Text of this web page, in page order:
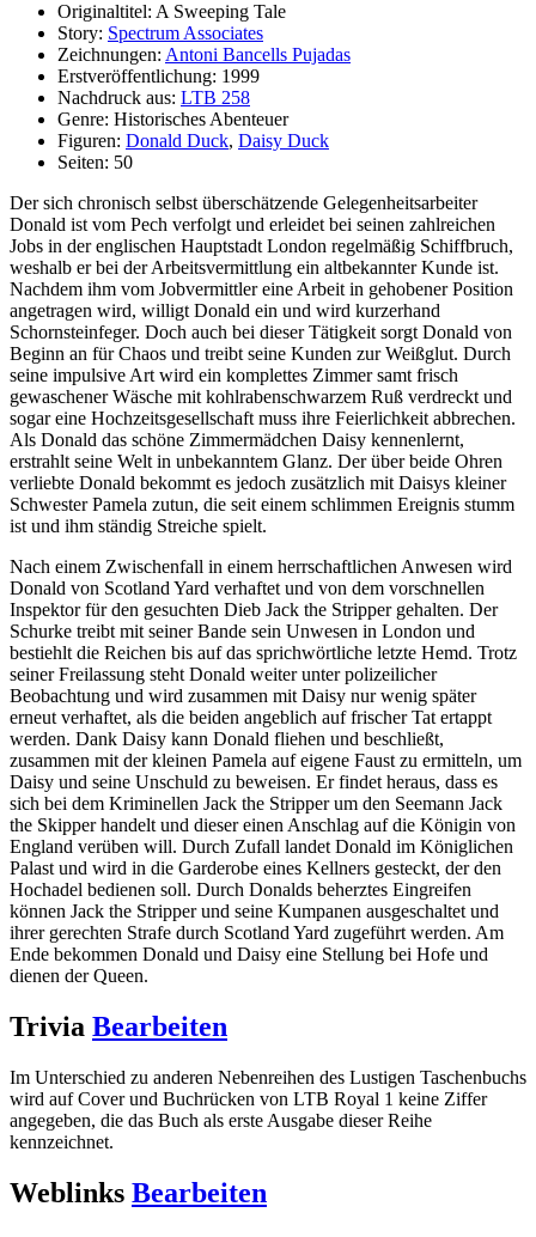
Originaltitel: A Sweeping Tale
Story: Spectrum Associates
Zeichnungen: Antoni Bancells Pujadas
Erstveröffentlichung: 1999
Nachdruck aus: LTB 258
Genre: Historisches Abenteuer
Figuren: Donald Duck, Daisy Duck
Seiten: 50
Der sich chronisch selbst überschätzende Gelegenheitsarbeiter
Donald ist vom Pech verfolgt und erleidet bei seinen zahlreichen
Jobs in der englischen Hauptstadt London regelmäßig Schiffbruch,
weshalb er bei der Arbeitsvermittlung ein altbekannter Kunde ist.
Nachdem ihm vom Jobvermittler eine Arbeit in gehobener Position
angetragen wird, willigt Donald ein und wird kurzerhand
Schornsteinfeger. Doch auch bei dieser Tätigkeit sorgt Donald von
Beginn an für Chaos und treibt seine Kunden zur Weißglut. Durch
seine impulsive Art wird ein komplettes Zimmer samt frisch
gewaschener Wäsche mit kohlrabenschwarzem Ruß verdreckt und
sogar eine Hochzeitsgesellschaft muss ihre Feierlichkeit abbrechen.
Als Donald das schöne Zimmermädchen Daisy kennenlernt,
erstrahlt seine Welt in unbekanntem Glanz. Der über beide Ohren
verliebte Donald bekommt es jedoch zusätzlich mit Daisys kleiner
Schwester Pamela zutun, die seit einem schlimmen Ereignis stumm
ist und ihm ständig Streiche spielt.
Nach einem Zwischenfall in einem herrschaftlichen Anwesen wird
Donald von Scotland Yard verhaftet und von dem vorschnellen
Inspektor für den gesuchten Dieb Jack the Stripper gehalten. Der
Schurke treibt mit seiner Bande sein Unwesen in London und
bestiehlt die Reichen bis auf das sprichwörtliche letzte Hemd. Trotz
seiner Freilassung steht Donald weiter unter polizeilicher
Beobachtung und wird zusammen mit Daisy nur wenig später
erneut verhaftet, als die beiden angeblich auf frischer Tat ertappt
werden. Dank Daisy kann Donald fliehen und beschließt,
zusammen mit der kleinen Pamela auf eigene Faust zu ermitteln, um
Daisy und seine Unschuld zu beweisen. Er findet heraus, dass es
sich bei dem Kriminellen Jack the Stripper um den Seemann Jack
the Skipper handelt und dieser einen Anschlag auf die Königin von
England verüben will. Durch Zufall landet Donald im Königlichen
Palast und wird in die Garderobe eines Kellners gesteckt, der den
Hochadel bedienen soll. Durch Donalds beherztes Eingreifen
können Jack the Stripper und seine Kumpanen ausgeschaltet und
ihrer gerechten Strafe durch Scotland Yard zugeführt werden. Am
Ende bekommen Donald und Daisy eine Stellung bei Hofe und
dienen der Queen.
Trivia Bearbeiten
Im Unterschied zu anderen Nebenreihen des Lustigen Taschenbuchs
wird auf Cover und Buchrücken von LTB Royal 1 keine Ziffer
angegeben, die das Buch als erste Ausgabe dieser Reihe
kennzeichnet.
Weblinks Bearbeiten